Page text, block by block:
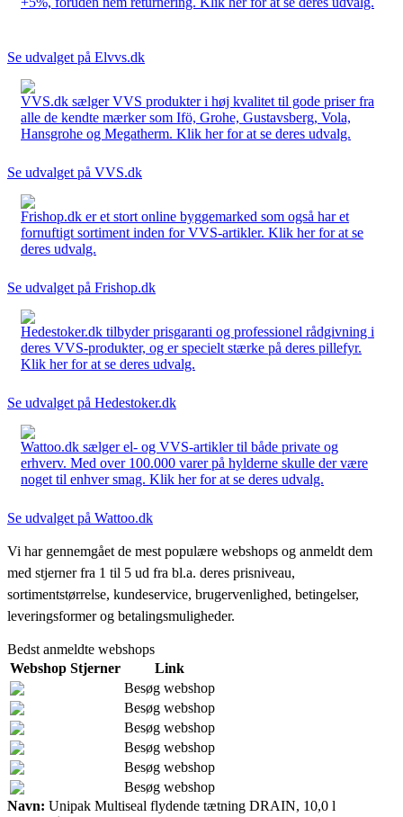
Se udvalget på Elvvs.dk
VVS.dk sælger VVS produkter i høj kvalitet til gode priser fra
alle de kendte mærker som Ifö, Grohe, Gustavsberg, Vola,
Hansgrohe og Megatherm. Klik her for at se deres udvalg.
Se udvalget på VVS.dk
Frishop.dk er et stort online byggemarked som også har et
fornuftigt sortiment inden for VVS-artikler. Klik her for at se
deres udvalg.
Se udvalget på Frishop.dk
Hedestoker.dk tilbyder prisgaranti og professionel rådgivning i
deres VVS-produkter, og er specielt stærke på deres pillefyr.
Klik her for at se deres udvalg.
Se udvalget på Hedestoker.dk
Wattoo.dk sælger el- og VVS-artikler til både private og
erhverv. Med over 100.000 varer på hylderne skulle der være
noget til enhver smag. Klik her for at se deres udvalg.
Se udvalget på Wattoo.dk
Vi har gennemgået de mest populære webshops og anmeldt dem
med stjerner fra 1 til 5 ud fra bl.a. deres prisniveau,
sortimentstørrelse, kundeservice, brugervenlighed, betingelser,
leveringsformer og betalingsmuligheder.
Bedst anmeldte webshops
Webshop Stjerner
Link
Besøg webshop
Besøg webshop
Besøg webshop
Besøg webshop
Besøg webshop
Besøg webshop
Navn: Unipak Multiseal flydende tætning DRAIN, 10,0 l